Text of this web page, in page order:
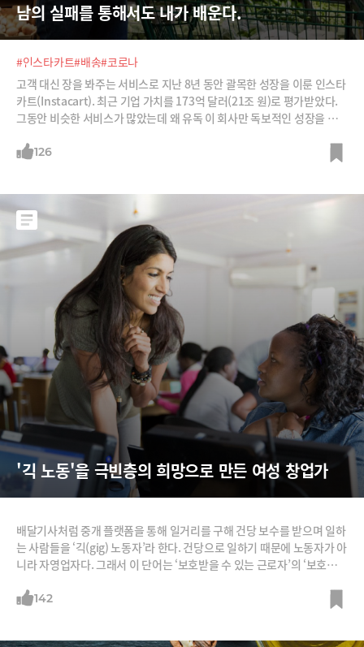
남의 실패를 통해서도 내가 배운다.
#인스타카트#배송#코로나
고객 대신 장을 봐주는 서비스로 지난 8년 동안 괄목한 성장을 이룬 인스타
카트(Instacart). 최근 기업 가치를 173억 달러(21조 원)로 평가받았다.
그동안 비슷한 서비스가 많았는데 왜 유독 이 회사만 독보적인 성장을 이룰
126
'긱 노동'을 극빈층의 희망으로 만든 여성 창업가
배달기사처럼 중개 플랫폼을 통해 일거리를 구해 건당 보수를 받으며 일하
는 사람들을 ‘긱(gig) 노동자’라 한다. 건당으로 일하기 때문에 노동자가 아
니라 자영업자다. 그래서 이 단어는 ‘보호받을 수 있는 근로자’의 ‘보호받을
통해 수많은 극빈층을 빈곤에서 벗어나게 한 사회적 기업 창업가가 있다.
142